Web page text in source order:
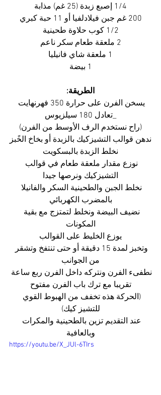
1/4 إصبع زبدة (25 غم) مذابة
200 غم جبن فيلادلفيا أو 11 حبة كبري
1/2 كوب حلاوة طحينية
2 ملعقة طعام سكر ناعم
1 ملعقة شاي فانيليا
1 بيضة
الطريقة:
يسخن الفرن على حرارة 350 فهرنهايت
_تعادل 180 سيلزيوس
(راح نستخدم الرف الأوسط من الفرن)
ندهن قوالب التشيزكيك بالزبدة أو بخاخ الخًبز
نخلط الزبدة بالبسكويت
نوزع مقدار ملعقة طعام في قوالب
التشيزكيك ونرصها جيدا
نخلط الجبن والطحينية السكر والفانيلا
بالمضرب الكهربائي
نضيف البيضة ونخلط لتمتزج مع بقية
المكونات
يوزع الخليط على القوالب
وتخبز لمدة 15 دقيقة أو حتى تنتفخ وتشقر
من الجوانب
نطفىء الفرن ونتركه داخل الفرن ربع ساعة
تقريبا مع ترك باب الفرن مفتوح
(الحركة هذه تخفف من الهبوط القوي
للتشيز كيك)
عند التقديم تزين بالطحينية والمكرات
وبالعافية
https://youtu.be/X_JUl-6TIrs